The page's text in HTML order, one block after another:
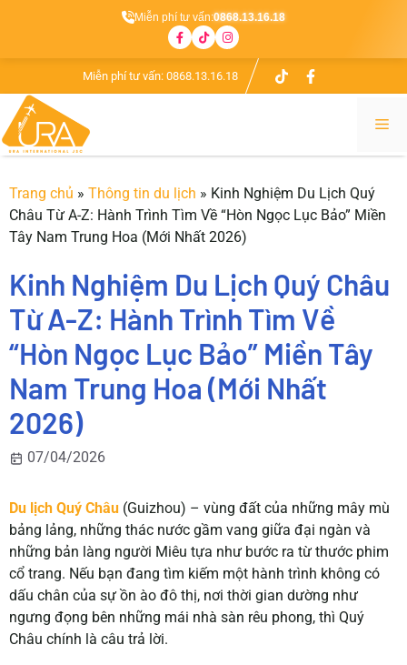
Miễn phí tư vấn:0868.13.16.18
đến
nội
dung
Miễn phí tư vấn: 0868.13.16.18
Trang chủ »Thông tin du lịch » Kinh Nghiệm Du Lịch Quý
Châu Từ A-Z: Hành Trình Tìm Về “Hòn Ngọc Lục Bảo” Miền
Tây Nam Trung Hoa (Mới Nhất 2026)
Kinh Nghiệm Du Lịch Quý Châu
Từ A-Z: Hành Trình Tìm Về
“Hòn Ngọc Lục Bảo” Miền Tây
Nam Trung Hoa (Mới Nhất
2026)
07/04/2026
Du lịch Quý Châu (Guizhou) – vùng đất của những mây mù
bảng lảng, những thác nước gầm vang giữa đại ngàn và
những bản làng người Miêu tựa như bước ra từ thước phim
cổ trang. Nếu bạn đang tìm kiếm một hành trình không có
dấu chân của sự ồn ào đô thị, nơi thời gian dường như
ngưng đọng bên những mái nhà sàn rêu phong, thì Quý
Châu chính là câu trả lời.